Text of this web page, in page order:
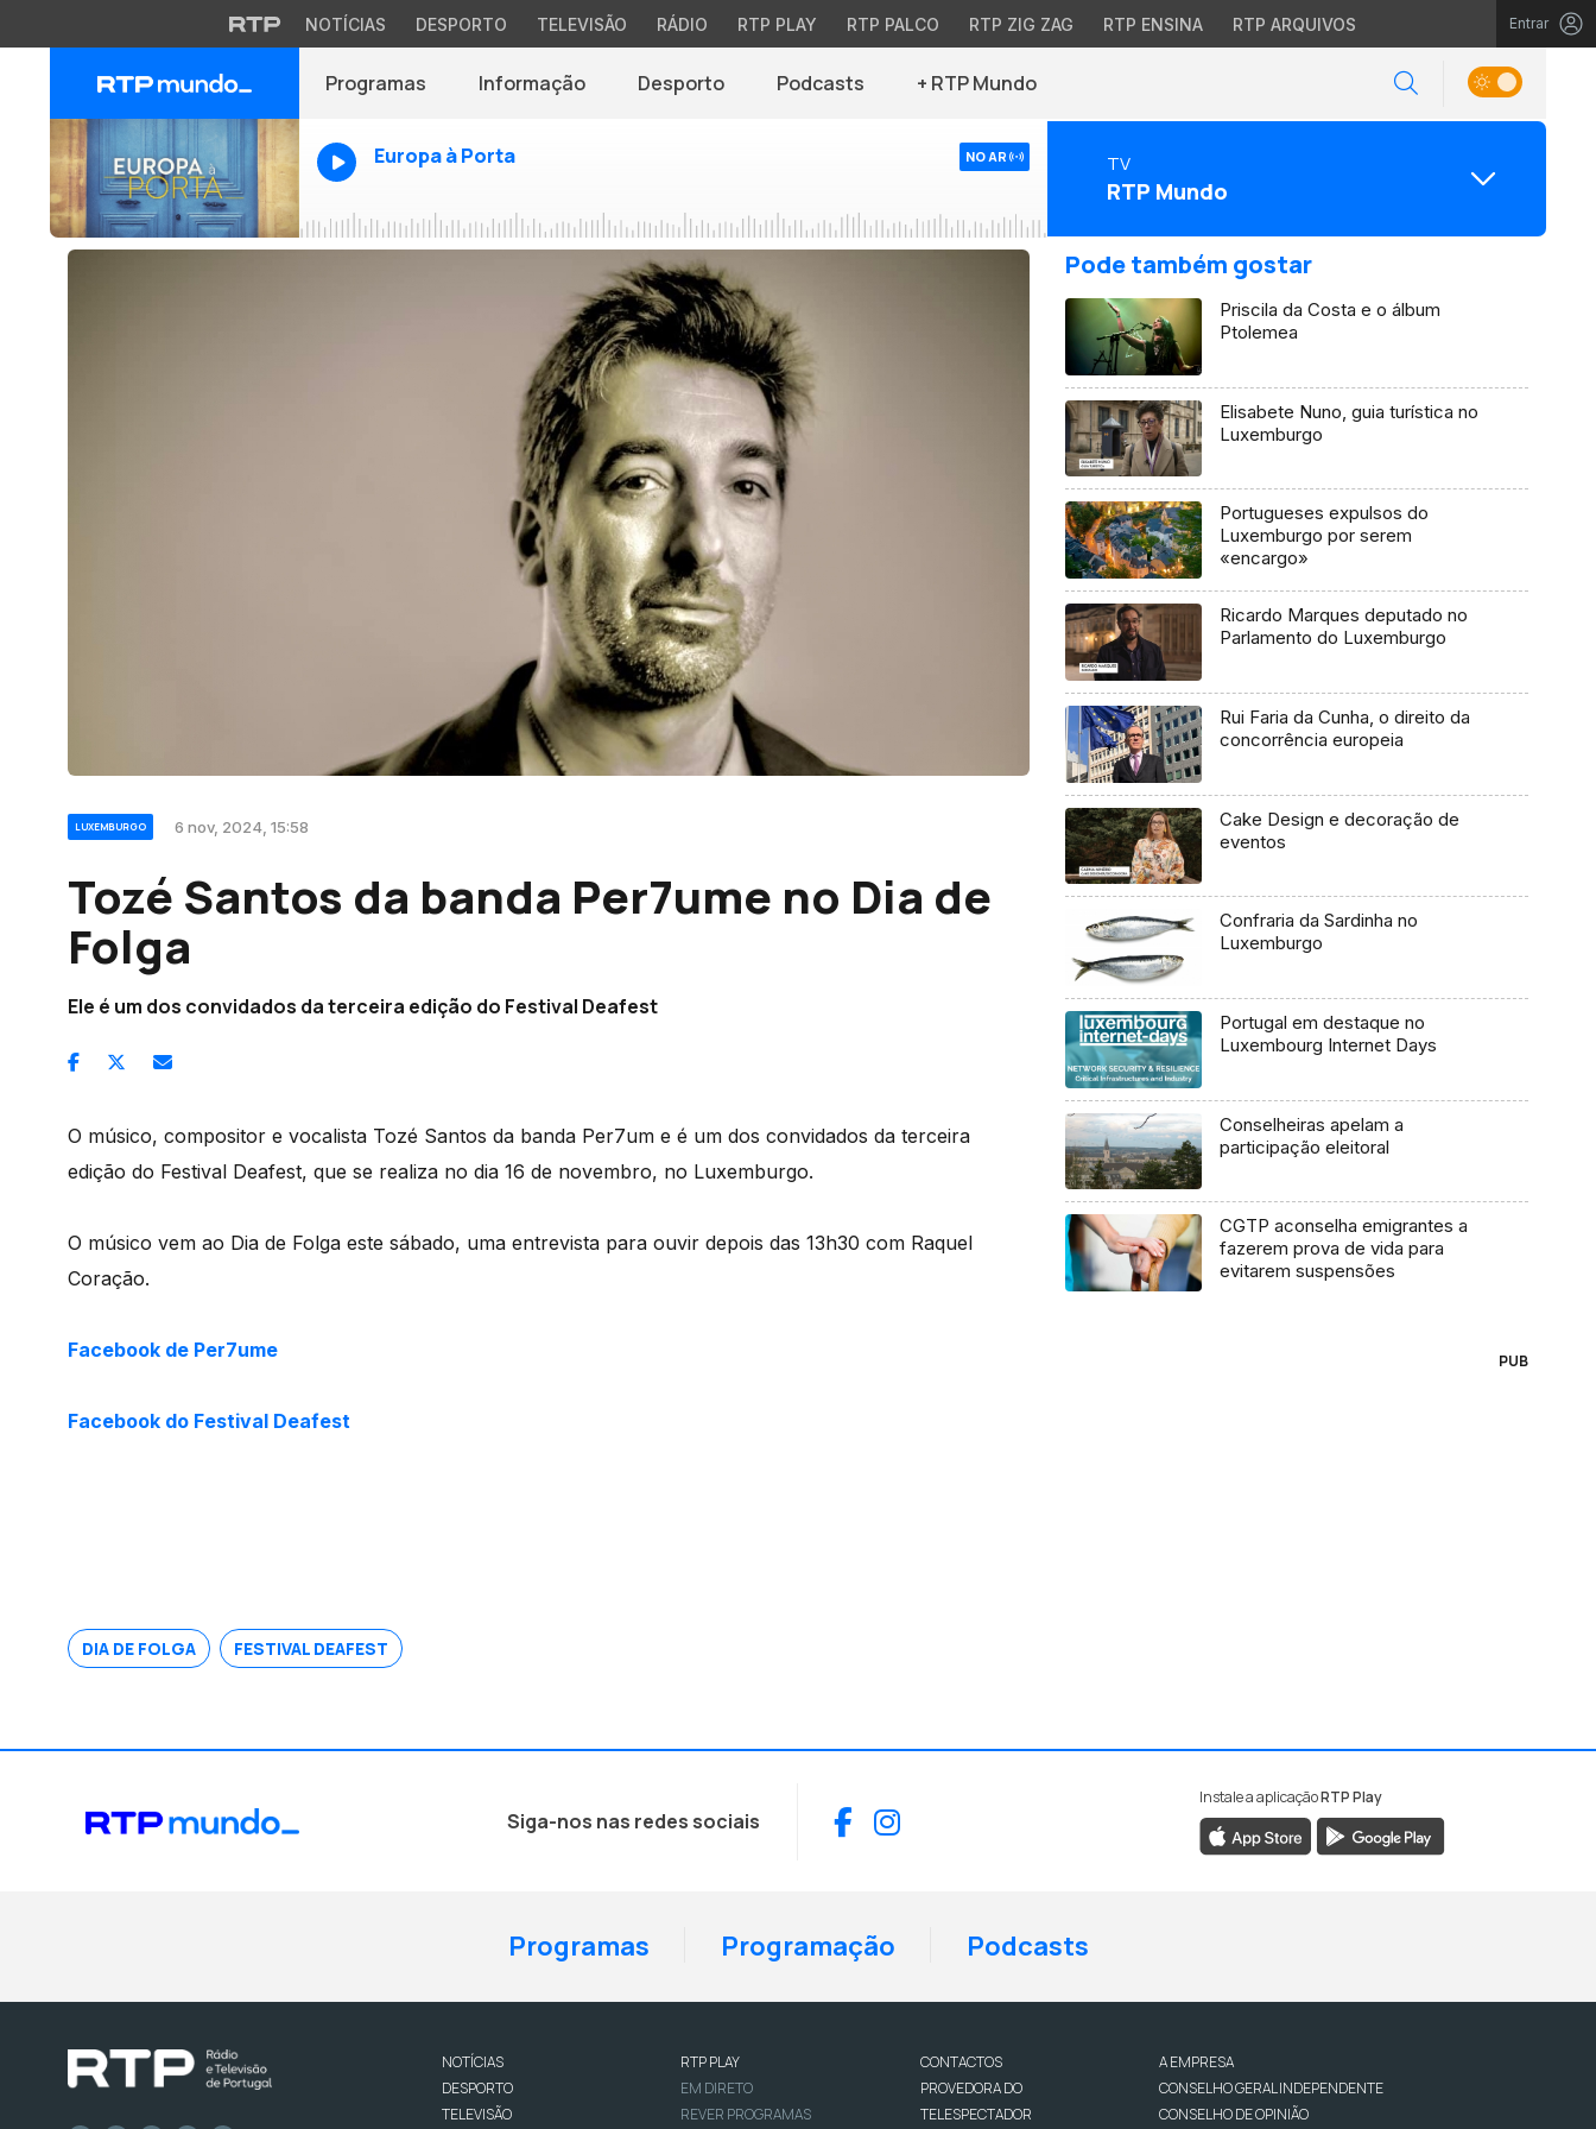
NOTÍCIAS DESPORTO TELEVISÃO RÁDIO RTP PLAY RTP PALCO RTP ZIG ZAG RTP ENSINA RTP ARQUIVOS Entrar
Programas Informação Desporto Podcasts + RTP Mundo
Europa à Porta NO AR TV
RTP Mundo
LUXEMBURGO 6 nov, 2024, 15:58
Tozé Santos da banda Per7ume no Dia de
Folga
Ele é um dos convidados da terceira edição do Festival Deafest
O músico, compositor e vocalista Tozé Santos da banda Per7um e é um dos convidados da terceira
edição do Festival Deafest, que se realiza no dia 16 de novembro, no Luxemburgo.
O músico vem ao Dia de Folga este sábado, uma entrevista para ouvir depois das 13h30 com Raquel
Coração.
Facebook de Per7ume
Facebook do Festival Deafest
DIA DE FOLGA FESTIVAL DEAFEST
Pode também gostar
Priscila da Costa e o álbum
Ptolemea
Elisabete Nuno, guia turística no
Luxemburgo
Portugueses expulsos do
Luxemburgo por serem
«encargo»
Ricardo Marques deputado no
Parlamento do Luxemburgo
Rui Faria da Cunha, o direito da
concorrência europeia
Cake Design e decoração de
eventos
Confraria da Sardinha no
Luxemburgo
Portugal em destaque no
Luxembourg Internet Days
Conselheiras apelam a
participação eleitoral
CGTP aconselha emigrantes a
fazerem prova de vida para
evitarem suspensões
PUB
Siga-nos nas redes sociais Facebook
Instagram
Instale a aplicaçãoRTP Play
Programas Programação Podcasts
NOTÍCIAS
DESPORTO
TELEVISÃO
RTP PLAY
EM DIRETO
REVER PROGRAMAS
CONTACTOS
PROVEDORA DO
TELESPECTADOR
A EMPRESA
CONSELHO GERAL INDEPENDENTE
CONSELHO DE OPINIÃO